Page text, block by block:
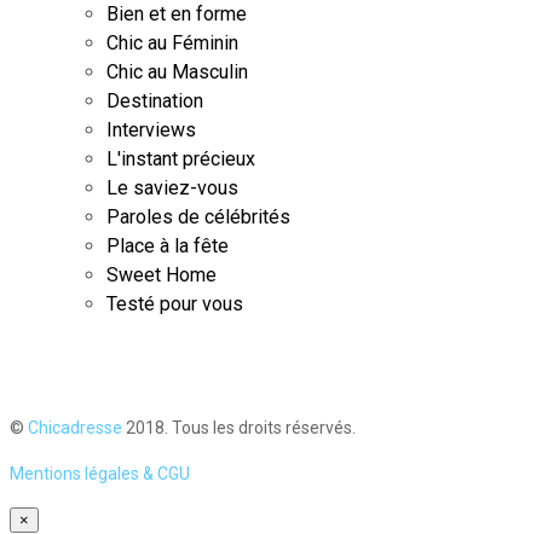
Bien et en forme
Chic au Féminin
Chic au Masculin
Destination
Interviews
L'instant précieux
Le saviez-vous
Paroles de célébrités
Place à la fête
Sweet Home
Testé pour vous
© Chicadresse 2018. Tous les droits réservés.
Mentions légales & CGU
×